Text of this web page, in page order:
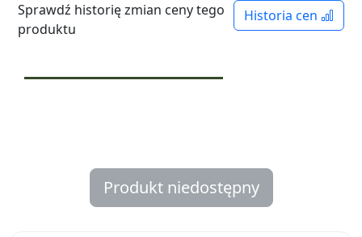
Historia cen
Sprawdź historię zmian ceny tego
produktu
Produkt niedostępny